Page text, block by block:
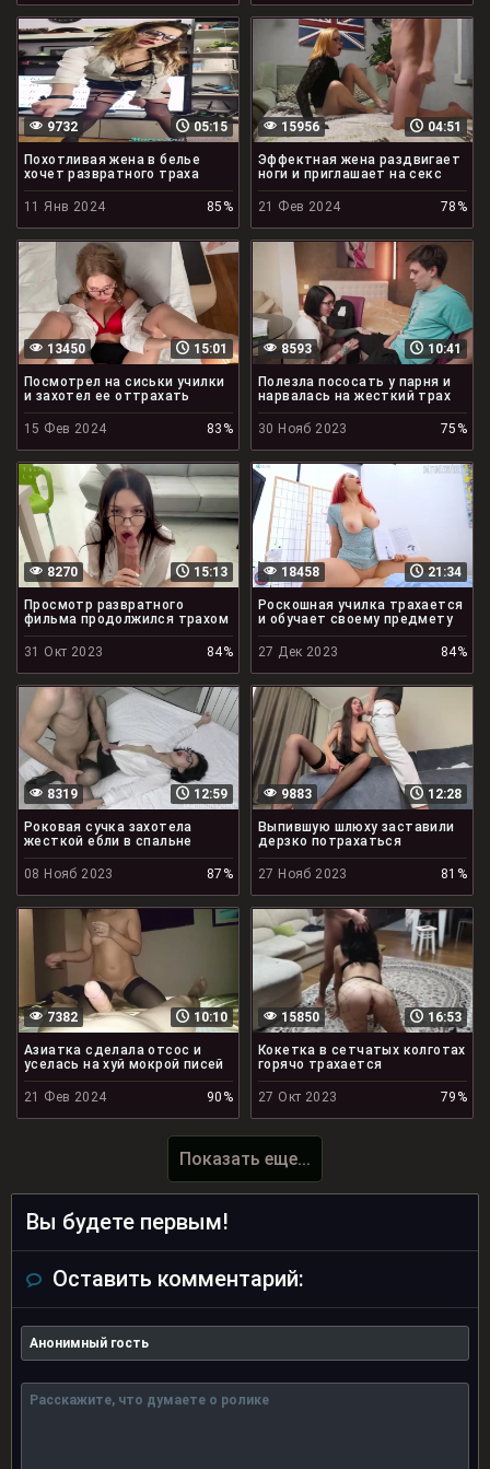
05:15
9732
Похотливая жена в белье
хочет развратного траха
11 Янв 2024 85%
04:51
15956
Эффектная жена раздвигает
ноги и приглашает на секс
21 Фев 2024 78%
15:01
13450
Посмотрел на сиськи училки
и захотел ее оттрахать
15 Фев 2024 83%
10:41
8593
Полезла пососать у парня и
нарвалась на жесткий трах
30 Нояб 2023 75%
15:13
8270
Просмотр развратного
фильма продолжился трахом
31 Окт 2023 84%
21:34
18458
Роскошная училка трахается
и обучает своему предмету
27 Дек 2023 84%
12:59
8319
Роковая сучка захотела
жесткой ебли в спальне
08 Нояб 2023 87%
12:28
9883
Выпившую шлюху заставили
дерзко потрахаться
27 Нояб 2023 81%
10:10
7382
Азиатка сделала отсос и
уселась на хуй мокрой писей
21 Фев 2024 90%
16:53
15850
Кокетка в сетчатых колготах
горячо трахается
27 Окт 2023 79%
Показать еще...
Вы будете первым!
Оставить комментарий: